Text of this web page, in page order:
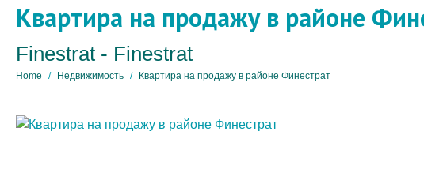
Квартира на продажу в районе
Finestrat - Finestrat
Home Недвижимость Квартира на продажу в районе Финестрат